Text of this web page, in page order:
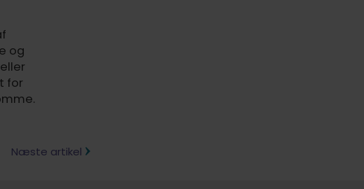
og
for
Næste artikel